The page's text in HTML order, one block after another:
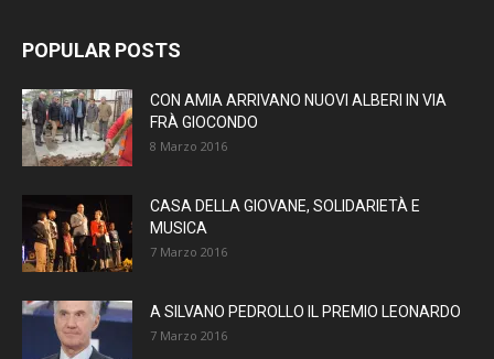
POPULAR POSTS
CON AMIA ARRIVANO NUOVI ALBERI IN VIA
FRÀ GIOCONDO
8 Marzo 2016
CASA DELLA GIOVANE, SOLIDARIETÀ E
MUSICA
7 Marzo 2016
A SILVANO PEDROLLO IL PREMIO LEONARDO
7 Marzo 2016